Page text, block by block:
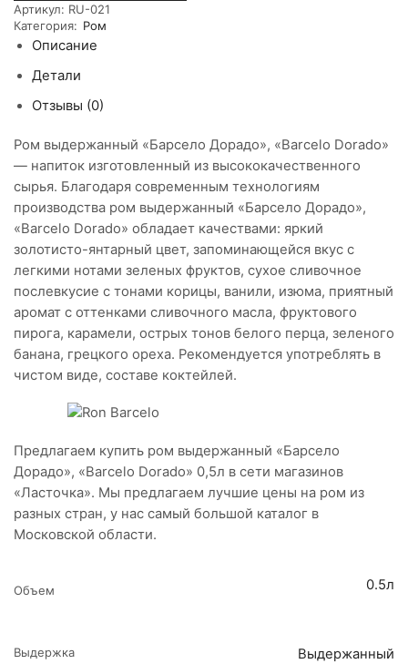
0,5л
Артикул: RU-021
Категория: Ром
Описание
Детали
Отзывы (0)
Ром выдержанный «Барсело Дорадо», «Barcelo Dorado»
— напиток изготовленный из высококачественного
сырья. Благодаря современным технологиям
производства ром выдержанный «Барсело Дорадо»,
«Barcelo Dorado» обладает качествами: яркий
золотисто-янтарный цвет, запоминающейся вкус с
легкими нотами зеленых фруктов, сухое сливочное
послевкусие с тонами корицы, ванили, изюма, приятный
аромат с оттенками сливочного масла, фруктового
пирога, карамели, острых тонов белого перца, зеленого
банана, грецкого ореха. Рекомендуется употреблять в
чистом виде, составе коктейлей.
Предлагаем купить ром выдержанный «Барсело
Дорадо», «Barcelo Dorado» 0,5л в сети магазинов
«Ласточка». Мы предлагаем лучшие цены на ром из
разных стран, у нас самый большой каталог в
Московской области.
Объем 0.5л
Выдержка Выдержанный